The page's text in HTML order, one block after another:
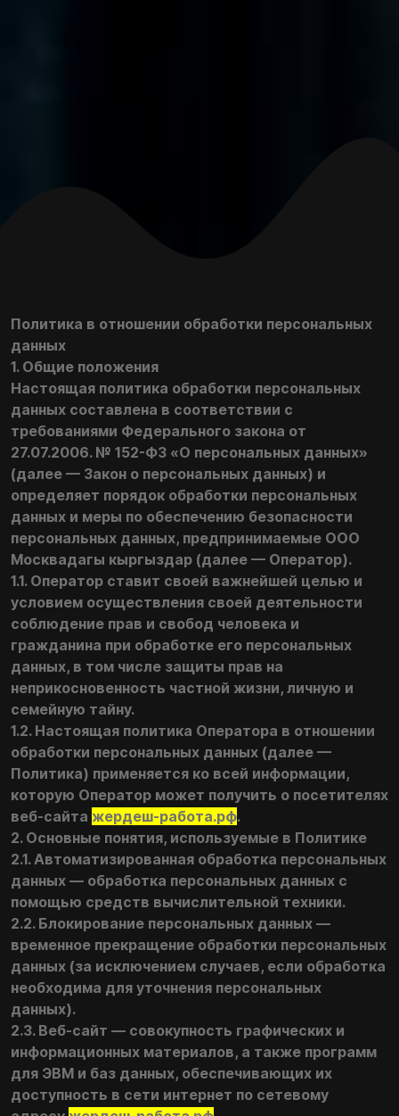
Политика в отношении обработки персональных
данных
1. Общие положения
Настоящая политика обработки персональных
данных составлена в соответствии с
требованиями Федерального закона от
27.07.2006. № 152-ФЗ «О персональных данных»
(далее — Закон о персональных данных) и
определяет порядок обработки персональных
данных и меры по обеспечению безопасности
персональных данных, предпринимаемые ООО
Москвадагы кыргыздар (далее — Оператор).
1.1. Оператор ставит своей важнейшей целью и
условием осуществления своей деятельности
соблюдение прав и свобод человека и
гражданина при обработке его персональных
данных, в том числе защиты прав на
неприкосновенность частной жизни, личную и
семейную тайну.
1.2. Настоящая политика Оператора в отношении
обработки персональных данных (далее —
Политика) применяется ко всей информации,
которую Оператор может получить о посетителях
веб-сайта жердеш-работа.рф.
2. Основные понятия, используемые в Политике
2.1. Автоматизированная обработка персональных
данных — обработка персональных данных с
помощью средств вычислительной техники.
2.2. Блокирование персональных данных —
временное прекращение обработки персональных
данных (за исключением случаев, если обработка
необходима для уточнения персональных
данных).
2.3. Веб-сайт — совокупность графических и
информационных материалов, а также программ
для ЭВМ и баз данных, обеспечивающих их
доступность в сети интернет по сетевому